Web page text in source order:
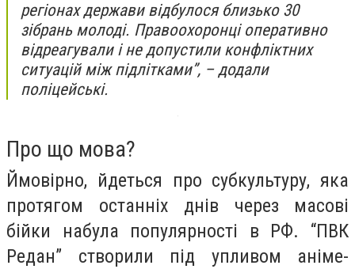
регіонах держави відбулося близько 30
зібрань молоді. Правоохоронці оперативно
відреагували і не допустили конфліктних
ситуацій між підлітками”, – додали
поліцейські.
Про що мова?
Ймовірно, йдеться про субкультуру, яка
протягом останніх днів через масові
бійки набула популярності в РФ. “ПВК
Редан” створили під упливом аніме-